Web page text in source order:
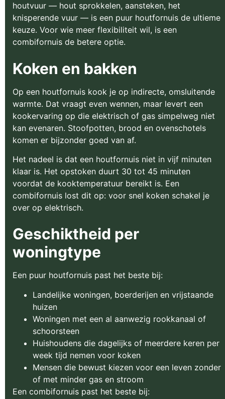
houtvuur — hout sprokkelen, aansteken, het
knisperende vuur — is een puur houtfornuis de ultieme
keuze. Voor wie meer flexibiliteit wil, is een
combifornuis de betere optie.
Koken en bakken
Op een houtfornuis kook je op indirecte, omsluitende
warmte. Dat vraagt even wennen, maar levert een
kookervaring op die elektrisch of gas simpelweg niet
kan evenaren. Stoofpotten, brood en ovenschotels
komen er bijzonder goed van af.
Het nadeel is dat een houtfornuis niet in vijf minuten
klaar is. Het opstoken duurt 30 tot 45 minuten
voordat de kooktemperatuur bereikt is. Een
combifornuis lost dit op: voor snel koken schakel je
over op elektrisch.
Geschiktheid per
woningtype
Een puur houtfornuis past het beste bij:
Landelijke woningen, boerderijen en vrijstaande
huizen
Woningen met een al aanwezig rookkanaal of
schoorsteen
Huishoudens die dagelijks of meerdere keren per
week tijd nemen voor koken
Mensen die bewust kiezen voor een leven zonder
of met minder gas en stroom
Een combifornuis past het beste bij: